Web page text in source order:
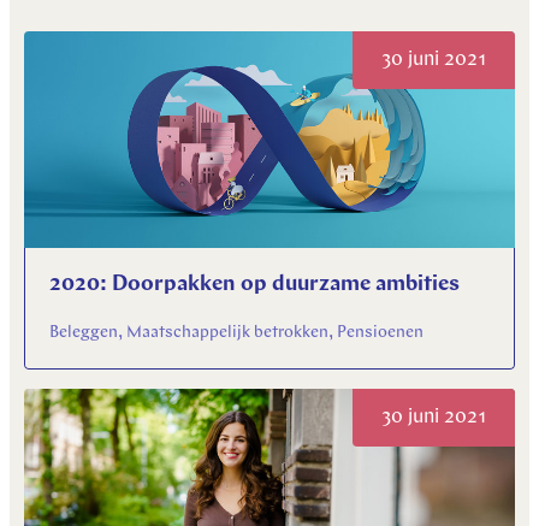
30 juni 2021
2020: Doorpakken op duurzame ambities
Beleggen, Maatschappelijk betrokken, Pensioenen
30 juni 2021